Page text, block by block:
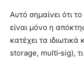
Αυτό σημαίνει ότι
είναι μόνο η
κατέχει τα
storage, multi‑sig),